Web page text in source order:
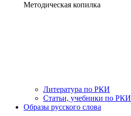
Методическая копилка
Литература по РКИ
Статьи, учебники по РКИ
Образы русского слова